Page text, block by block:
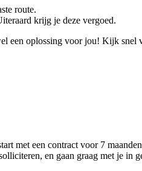
route.
krijg je deze vergoed.
een oplossing voor jou! Kijk snel
met een contract voor 7
en gaan graag met je in